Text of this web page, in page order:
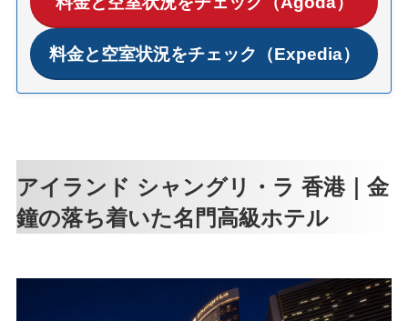
料金と空室状況をチェック（Expedia）
アイランド シャングリ・ラ 香港｜金
鐘の落ち着いた名門高級ホテル